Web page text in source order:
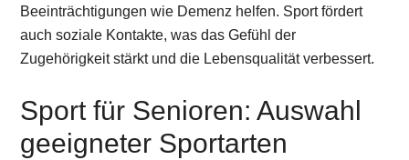
Beeinträchtigungen wie Demenz helfen. Sport fördert
auch soziale Kontakte, was das Gefühl der
Zugehörigkeit stärkt und die Lebensqualität verbessert.
Sport für Senioren: Auswahl
geeigneter Sportarten